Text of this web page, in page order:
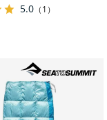
5.0（1）